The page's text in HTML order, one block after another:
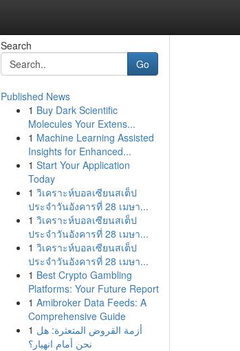
Search
Go
Published News
1 Buy Dark Scientific
Molecules Your Extens...
1 Machine Learning Assisted
Insights for Enhanced...
1 Start Your Application
Today
1 วิเคราะห์บอลเซียนสเต็ป
ประจำวันอังคารที่ 28 เมษา...
1 วิเคราะห์บอลเซียนสเต็ป
ประจำวันอังคารที่ 28 เมษา...
1 วิเคราะห์บอลเซียนสเต็ป
ประจำวันอังคารที่ 28 เมษา...
1 Best Crypto Gambling
Platforms: Your Future Report
1 Amibroker Data Feeds: A
Comprehensive Guide
1 أزمة القروض المتعثرة: هل
نحن أمام انهيار؟